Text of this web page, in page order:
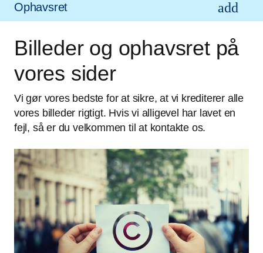
Ophavsret
Billeder og ophavsret på
vores sider
Vi gør vores bedste for at sikre, at vi krediterer alle
vores billeder rigtigt. Hvis vi alligevel har lavet en
fejl, så er du velkommen til at kontakte os.